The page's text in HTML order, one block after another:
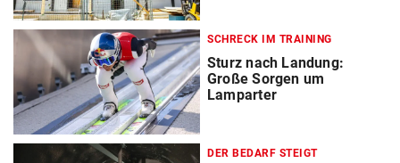
SCHRECK IM TRAINING
Sturz nach Landung:
Große Sorgen um
Lamparter
DER BEDARF STEIGT